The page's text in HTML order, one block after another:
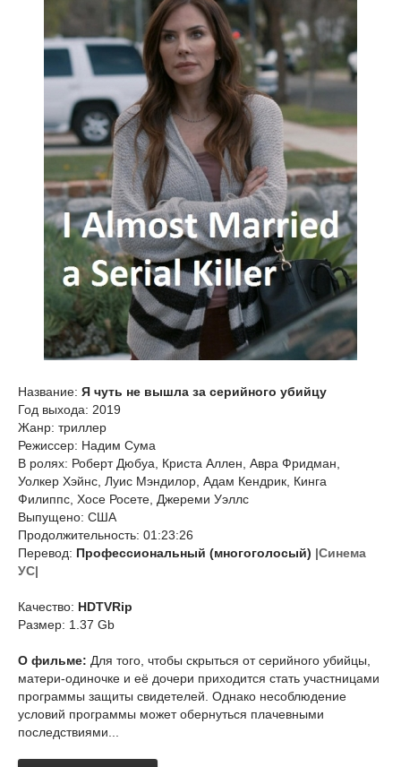
Название: Я чуть не вышла за серийного убийцу
Год выхода: 2019
Жанр: триллер
Режиссер: Надим Сума
В ролях: Роберт Дюбуа, Криста Аллен, Авра Фридман,
Уолкер Хэйнс, Луис Мэндилор, Адам Кендрик, Кинга
Филиппс, Хосе Росете, Джереми Уэллс
Выпущено: США
Продолжительность: 01:23:26
Перевод: Профессиональный (многоголосый) |Синема
УС|
Качество: HDTVRip
Размер: 1.37 Gb
О фильме: Для того, чтобы скрыться от серийного убийцы,
матери-одиночке и её дочери приходится стать участницами
программы защиты свидетелей. Однако несоблюдение
условий программы может обернуться плачевными
последствиями...